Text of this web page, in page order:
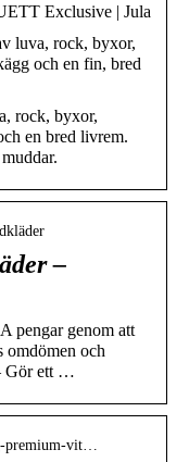
Exclusive | Jula
luva, rock, byxor,
och en fin, bred
rock, byxor,
en bred livrem.
–
pengar genom att
och
Gör ett …
premium-vit…